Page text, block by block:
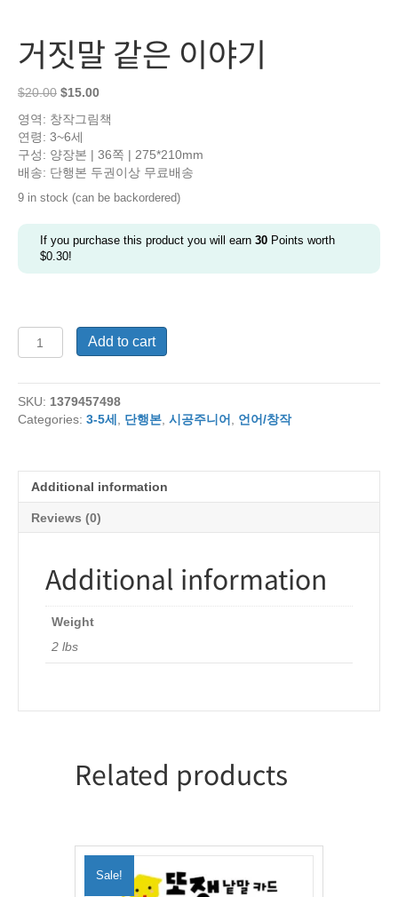
거짓말 같은 이야기
$20.00 Original
was:
$20.00.
$15.00Current
is:
영역: 창작그림책
연령: 3~6세
구성: 양장본 | 36쪽 | 275*210mm
배송: 단행본 두권이상 무료배송
9 in stock (can be backordered)
If you purchase this product you will earn 30 Points worth
$0.30!
짓
같
은
이
Add to cart
SKU: 1379457498
Categories: 3-5세 단행본 시공주니어 언어/창작
Additional information
Reviews (0)
Additional information
Weight
2 lbs
Related products
Sale!